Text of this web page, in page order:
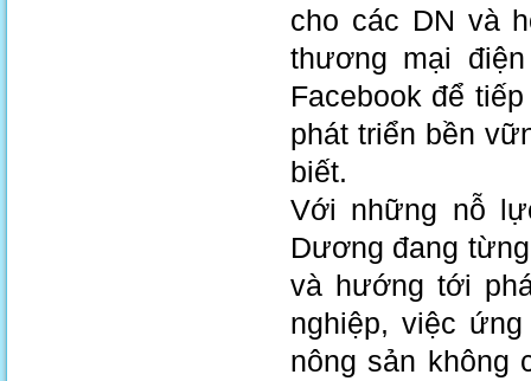
cho các DN và
thương mại
Facebook để
phát triển bền
biết.
Với những nỗ
Dương đang
và hướng tới
nghiệp, việc
nông sản không